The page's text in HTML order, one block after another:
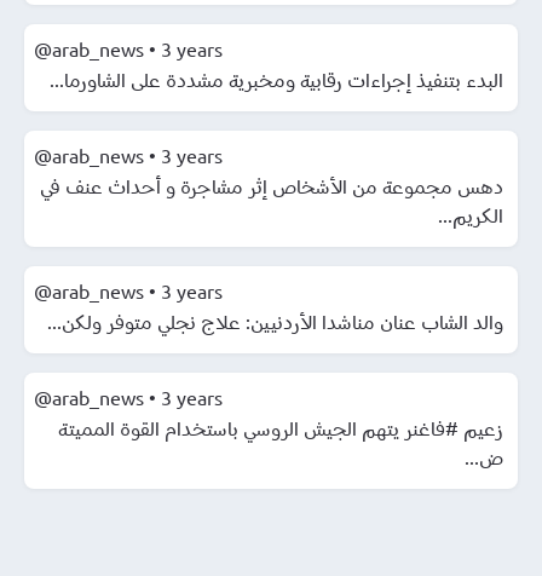
@arab_news • 3 years
البدء بتنفيذ إجراءات رقابية ومخبرية مشددة على الشاورما...
@arab_news • 3 years
دهس مجموعة من الأشخاص إثر مشاجرة و أحداث عنف في
الكريم...
@arab_news • 3 years
والد الشاب عنان مناشدا الأردنيين: علاج نجلي متوفر ولكن...
@arab_news • 3 years
زعيم #فاغنر يتهم الجيش الروسي باستخدام القوة المميتة
ض...